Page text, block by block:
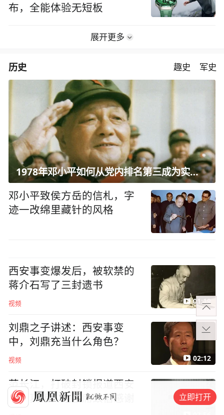
布，全能体验无短板
展开更多
历史 趣史 军史
1978年邓小平如何从党内排名第三成为实际核心？
邓小平致侯方岳的信札，字
迹一改绵里藏针的风格
西安事变爆发后，被软禁的
蒋介石写了三封遗书
视频 01:19
刘鼎之子讲述：西安事变
中，刘鼎充当什么角色？
视频 02:12
范长江，打破封锁报道西安
事变真相，毛主席致信感谢
立即打开